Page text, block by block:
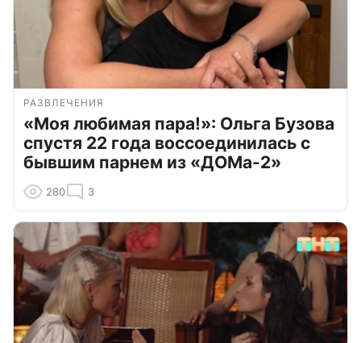
РАЗВЛЕЧЕНИЯ
«Моя любимая пара!»: Ольга Бузова
спустя 22 года воссоединилась с
бывшим парнем из «ДОМа-2»
280 3